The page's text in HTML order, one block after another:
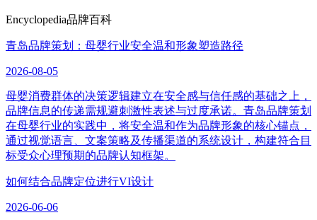
Encyclopedia品牌百科
青岛品牌策划：母婴行业安全温和形象塑造路径
2026-08-05
母婴消费群体的决策逻辑建立在安全感与信任感的基础之上，
品牌信息的传递需规避刺激性表述与过度承诺。青岛品牌策划
在母婴行业的实践中，将安全温和作为品牌形象的核心锚点，
通过视觉语言、文案策略及传播渠道的系统设计，构建符合目
标受众心理预期的品牌认知框架。
如何结合品牌定位进行VI设计
2026-06-06